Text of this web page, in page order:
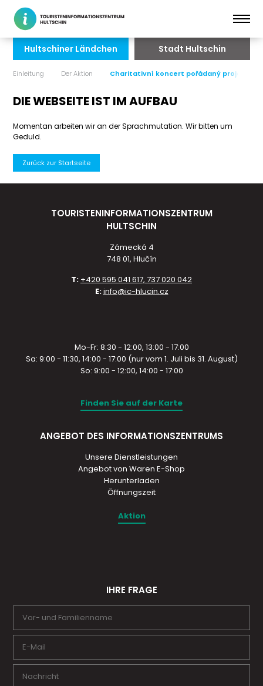
Hultschiner Ländchen Stadt Hultschin
Einleitung Der Aktion Charitativní koncert pořádaný projektem
DIE WEBSEITE IST IM AUFBAU
Momentan arbeiten wir an der Sprachmutation. Wir bitten um
Geduld.
Zurück zur Startseite
TOURISTENINFORMATIONSZENTRUM
HULTSCHIN
Zámecká 4
748 01, Hlučín
T: +420 595 041 617, 737 020 042
E:info@ic-hlucin.cz
Mo-Fr: 8:30 - 12:00, 13:00 - 17:00
Sa: 9:00 - 11:30, 14:00 - 17:00 (nur vom 1. Juli bis 31. August)
So: 9:00 - 12:00, 14:00 - 17:00
Finden Sie auf der Karte
ANGEBOT DES INFORMATIONSZENTRUMS
Unsere Dienstleistungen
Angebot von Waren E-Shop
Herunterladen
Öffnungszeit
Aktion
IHRE FRAGE